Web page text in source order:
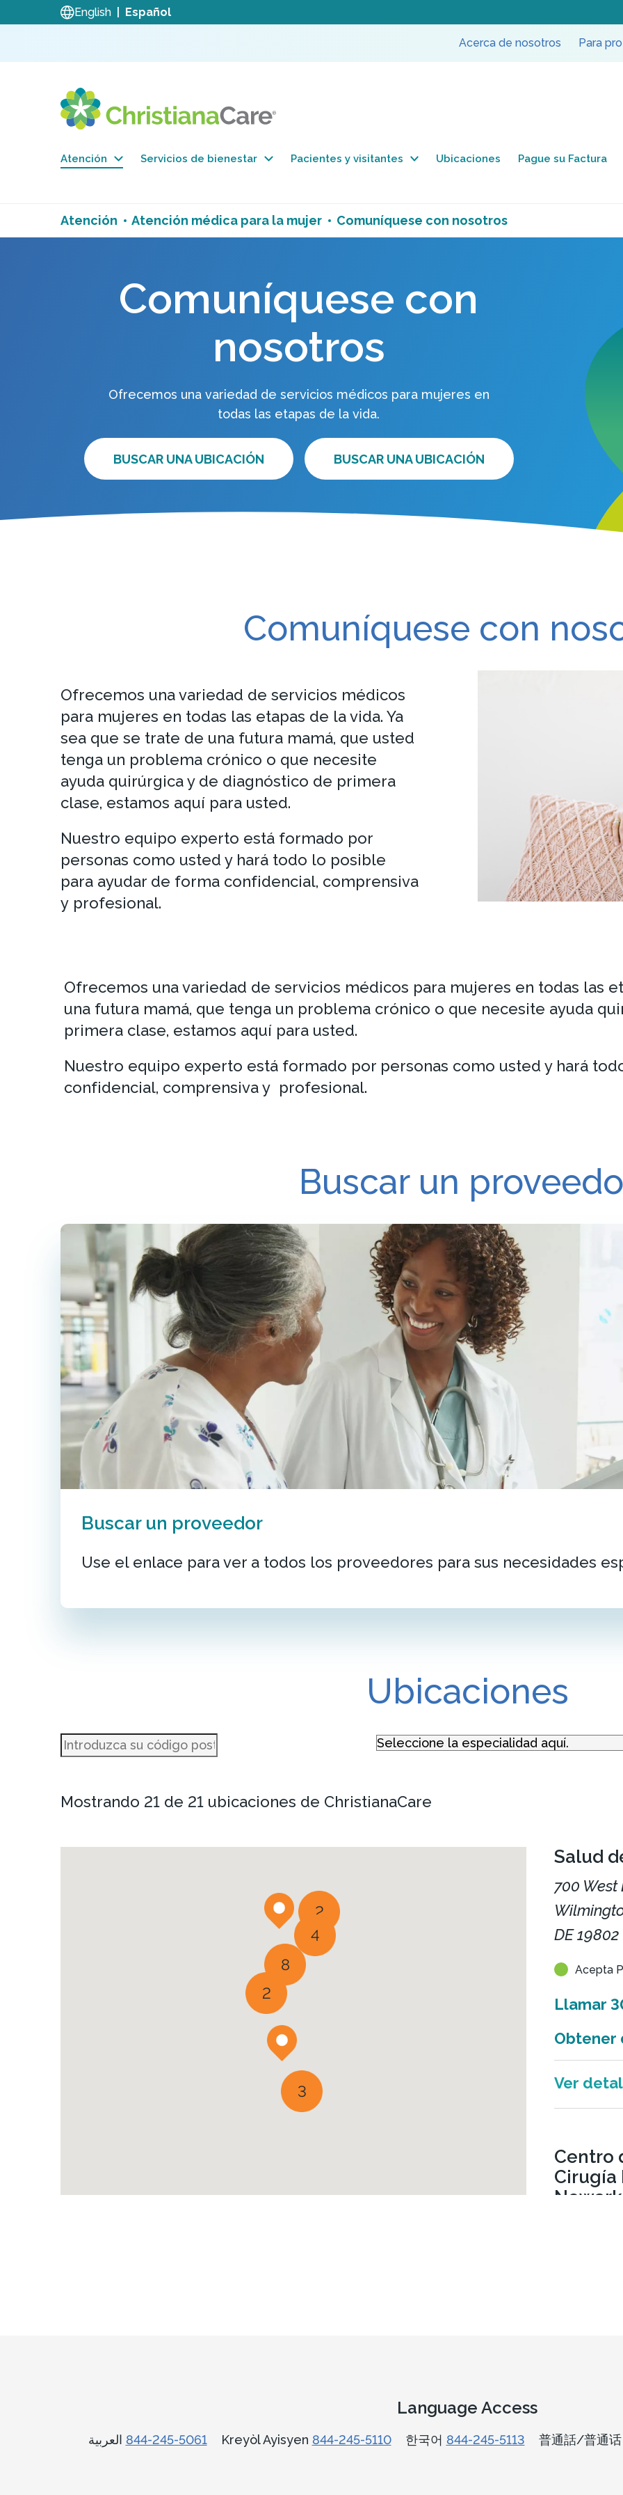
English Español
Acerca de nosotros Para
Atención Servicios de bienestar Pacientes y visitantes Ubicaciones Pague su Factura
Atención Atención médica para la mujer Comuníquese con nosotros
Comuníquese con
nosotros
Ofrecemos una variedad de servicios médicos para mujeres en
todas las etapas de la vida.
BUSCAR UNA UBICACIÓN BUSCAR UNA UBICACIÓN
Comuníquese con
Ofrecemos una variedad de servicios médicos
para mujeres en todas las etapas de la vida. Ya
sea que se trate de una futura mamá, que usted
tenga un problema crónico o que necesite
ayuda quirúrgica y de diagnóstico de primera
clase, estamos aquí para usted.
Nuestro equipo experto está formado por
personas como usted y hará todo lo posible
para ayudar de forma confidencial, comprensiva
y profesional.
Ofrecemos una variedad de servicios médicos para mujeres en todas las
una futura mamá, que tenga un problema crónico o que necesite ayuda
primera clase, estamos aquí para usted.
Nuestro equipo experto está formado por personas como usted y hará
confidencial, comprensiva y profesional.
Buscar un
Buscar un proveedor
Use el enlace para ver a todos los proveedores para sus necesidades
Ubicaciones
Mostrando 21 de 21 ubicaciones de ChristianaCare
4
8
3
2
2
Salud
700
DE 19802
Acepta
Llamar
Obtener
Ver
Centro
Cirugía
Newark
Ver
Language Access
844-245-5061 Kreyòl Ayisyen 844-245-5110 한국어 844-245-5113 普通話/普通